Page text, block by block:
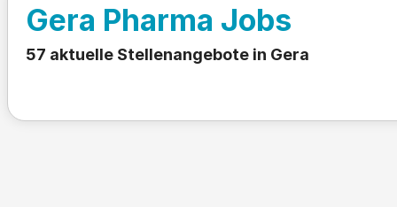
Gera Pharma Jobs
57 aktuelle Stellenangebote in Gera